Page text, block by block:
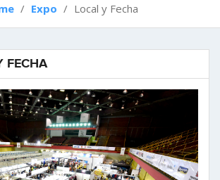
y Fecha
/ Expo / Local y Fecha
FECHA